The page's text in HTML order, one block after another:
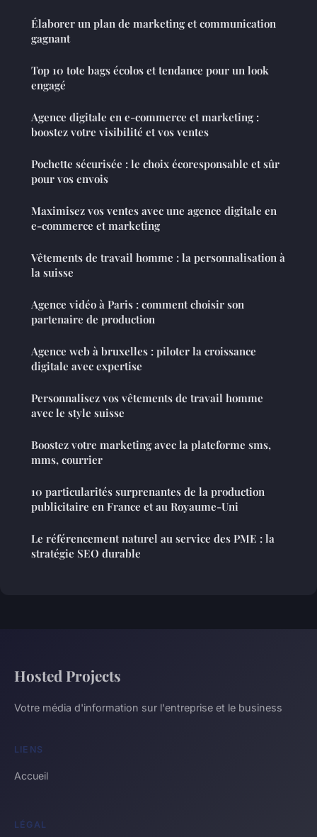
Élaborer un plan de marketing et communication
gagnant
Top 10 tote bags écolos et tendance pour un look
engagé
Agence digitale en e-commerce et marketing :
boostez votre visibilité et vos ventes
Pochette sécurisée : le choix écoresponsable et sûr
pour vos envois
Maximisez vos ventes avec une agence digitale en
e-commerce et marketing
Vêtements de travail homme : la personnalisation à
la suisse
Agence vidéo à Paris : comment choisir son
partenaire de production
Agence web à bruxelles : piloter la croissance
digitale avec expertise
Personnalisez vos vêtements de travail homme
avec le style suisse
Boostez votre marketing avec la plateforme sms,
mms, courrier
10 particularités surprenantes de la production
publicitaire en France et au Royaume-Uni
Le référencement naturel au service des PME : la
stratégie SEO durable
Hosted Projects
Votre média d'information sur l'entreprise et le business
LIENS
Accueil
LÉGAL